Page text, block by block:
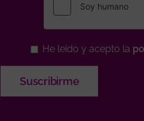
He leído y acepto la